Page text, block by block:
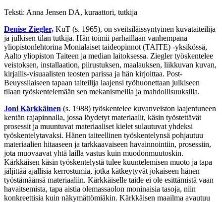
Teksti: Anna Jensen DA, kuraattori, tutkija
Denise Ziegler, KuT (s. 1965), on sveitsiläissyntyinen kuvataiteilija
ja julkisen tilan tutkija. Hän toimii parhaillaan vanhempana
yliopistonlehtorina Monialaiset taideopinnot (TAITE) -yksikössä,
Aalto yliopiston Taiteen ja median laitoksessa. Ziegler työskentelee
veistoksen, installaation, piirustuksen, maalauksen, liikkuvan kuvan,
kirjallis-visuaalisten teosten parissa ja hän kirjoittaa. Post-
Beuyssilaiseen tapaan taiteilija laajensi työhuonettaan julkiseen
tilaan työskentelemään sen mekanismeilla ja mahdollisuuksilla.
Joni Kärkkäinen (s. 1988) työskentelee kuvanveiston laajentuneen
kentän rajapinnalla, jossa löydetyt materiaalit, käsin työstettävät
prosessit ja muuntuvat materiaaliset kielet sulautuvat yhdeksi
työskentelytavaksi. Hänen taiteellinen työskentelynsä pohjautuu
materiaalien hitaaseen ja tarkkaavaiseen havainnointiin, prosessiin,
jota muovaavat yhtä lailla vastus kuin muodonmuutoskin.
Kärkkäisen käsin työskentelystä tulee kuuntelemisen muoto ja tapa
jäljittää ajallisia kerrostumia, jotka kätkeytyvät jokaiseen hänen
työstämäänsä materiaaliin. Kärkkäiselle taide ei ole esittämistä vaan
havaitsemista, tapa aistia olemassaolon moninaisia ​​tasoja, niin
konkreettisia kuin näkymättömiäkin. Kärkkäisen maailma avautuu